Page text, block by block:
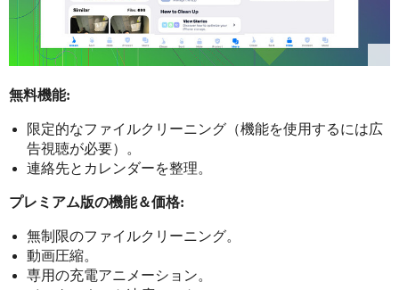
無料機能:
限定的なファイルクリーニング（機能を使用するには広
告視聴が必要）。
連絡先とカレンダーを整理。
プレミアム版の機能＆価格:
無制限のファイルクリーニング。
動画圧縮。
専用の充電アニメーション。